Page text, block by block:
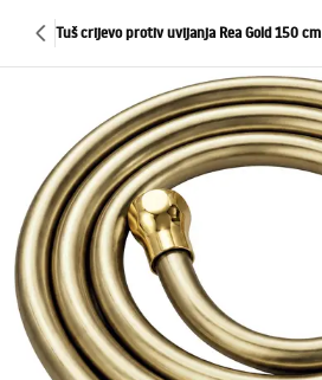
Tuš crijevo protiv uvijanja Rea Gold 150 cm